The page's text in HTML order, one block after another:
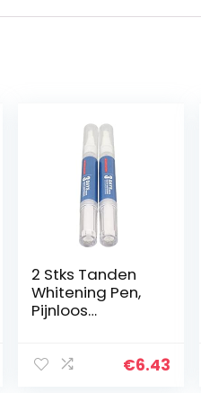
2 Stks Tanden
Whitening Pen,
Pijnloos
Whitening Kit€6.43